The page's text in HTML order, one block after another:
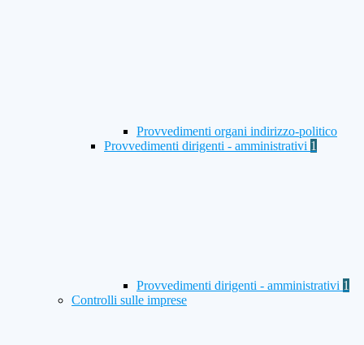
Provvedimenti organi indirizzo-politico
Provvedimenti dirigenti - amministrativi 1
Provvedimenti dirigenti - amministrativi 1
Controlli sulle imprese